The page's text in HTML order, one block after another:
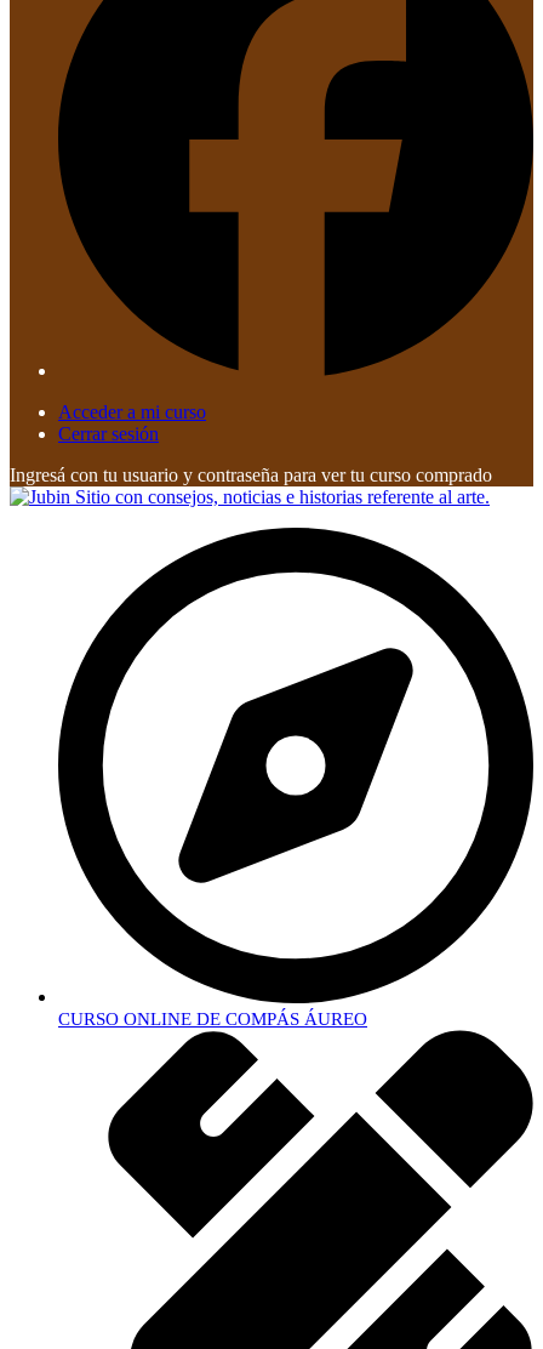
Acceder a mi curso
Cerrar sesión
Ingresá con tu usuario y contraseña para ver tu curso comprado
CURSO ONLINE DE COMPÁS ÁUREO